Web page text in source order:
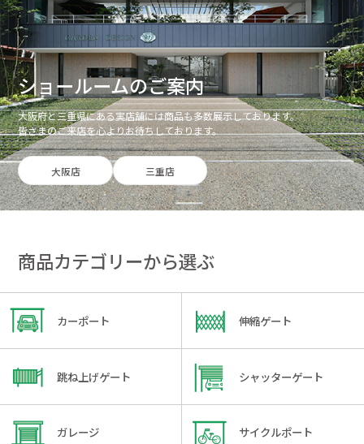
ショールームのご案内
大阪府と三重県にある実店舗には商品も多数展示しております。
皆さまのご来店を心よりお待ちしております。
大阪店 三重店
商品カテゴリーから選ぶ
カーポート 伸縮ゲート
跳ね上げゲート シャッターゲート
ガレージ サイクルポート